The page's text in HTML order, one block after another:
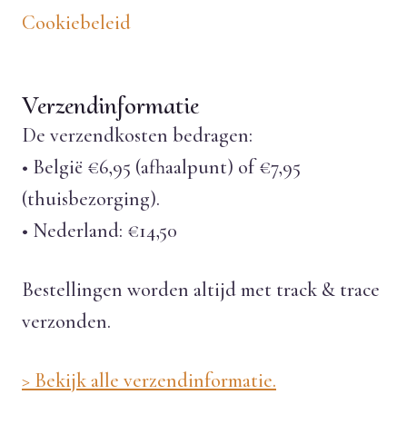
Cookiebeleid
Verzendinformatie
De verzendkosten bedragen:
• België €6,95 (afhaalpunt) of €7,95
(thuisbezorging).
• Nederland: €14,50
Bestellingen worden altijd met track & trace
verzonden.
> Bekijk alle verzendinformatie.